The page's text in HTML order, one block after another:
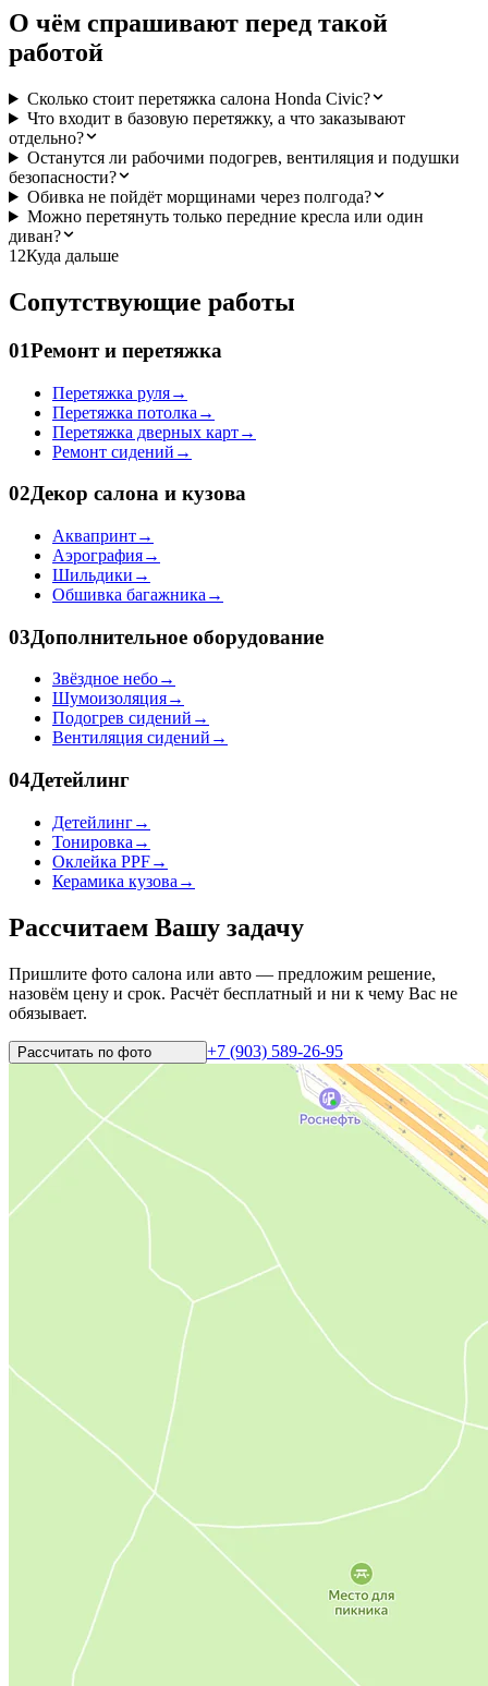
О чём спрашивают перед такой
работой
Сколько стоит перетяжка салона Honda Civic?
Что входит в базовую перетяжку, а что заказывают
отдельно?
Останутся ли рабочими подогрев, вентиляция и подушки
безопасности?
Обивка не пойдёт морщинами через полгода?
Можно перетянуть только передние кресла или один
диван?
12Куда дальше
Сопутствующие работы
01Ремонт и перетяжка
Перетяжка руля→
Перетяжка потолка →
Перетяжка дверных карт→
Ремонт сидений →
02Декор салона и кузова
Аквапринт→
Аэрография→
Шильдики →
Обшивка багажника →
03Дополнительное оборудование
Звёздное небо→
Шумоизоляция→
Подогрев сидений →
Вентиляция сидений →
04Детейлинг
Детейлинг→
Тонировка →
Оклейка PPF→
Керамика кузова →
Рассчитаем Вашу задачу
Пришлите фото салона или авто — предложим решение,
назовём цену и срок. Расчёт бесплатный и ни к чему Вас не
обязывает.
Рассчитать по фото +7 (903) 589-26-95